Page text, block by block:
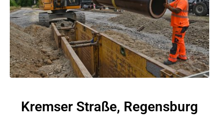
Kremser Straße, Regensburg